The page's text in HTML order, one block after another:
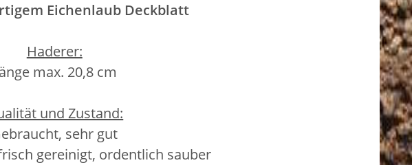
Eichenlaub Deckblatt
Haderer:
max. 20,8 cm
und Zustand:
sehr gut
gereinigt, ordentlich sauber